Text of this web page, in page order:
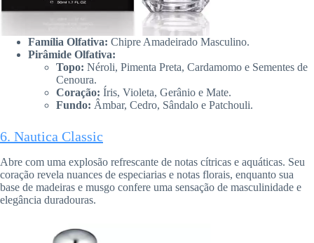
Família Olfativa: Chipre Amadeirado Masculino.
Pirâmide Olfativa:
Topo: Néroli, Pimenta Preta, Cardamomo e Sementes de
Cenoura.
Coração: Íris, Violeta, Gerânio e Mate.
Fundo: Âmbar, Cedro, Sândalo e Patchouli.
6. Nautica Classic
Abre com uma explosão refrescante de notas cítricas e aquáticas. Seu
coração revela nuances de especiarias e notas florais, enquanto sua
base de madeiras e musgo confere uma sensação de masculinidade e
elegância duradouras.